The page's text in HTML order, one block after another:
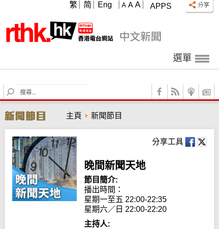
APPS
A A A
繁 简 Eng
選單
S
e
r
c
h
主頁 新聞節目
分享工具
晚間新聞天地
節目簡介:
播出時間：
星期一至五 22:00-22:35
星期六／日 22:00-22:20
主持人: